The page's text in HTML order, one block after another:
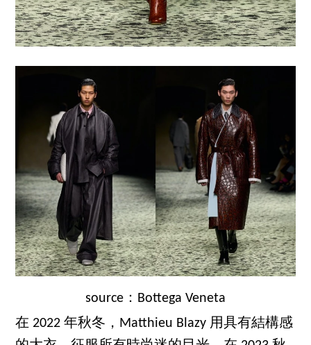
source：Bottega Veneta
在 2022 年秋冬，Matthieu Blazy 用具有結構感